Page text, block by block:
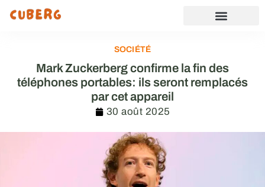
SOCIÉTÉ
Mark Zuckerberg confirme la fin des
téléphones portables: ils seront remplacés
par cet appareil
30 août 2025